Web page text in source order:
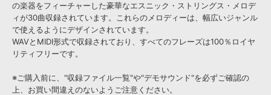
の楽器をフィーチャーした豪華なエスニック・ストリングス・メロデ
ィが30曲収録されています。これらのメロディーは、幅広いジャンル
で使えるようにデザインされています。
WAVとMIDI形式で収録されており、すべてのフレーズは100％ロイヤ
リティフリーです。
※ご購入前に、"収録ファイル一覧"や"デモサウンド"を必ずご確認の
上、お買い間違えのないようご注意ください。